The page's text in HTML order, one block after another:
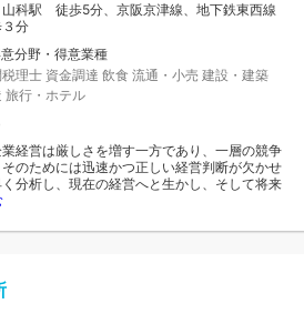
山科駅 徒歩5分、京阪京津線、地下鉄東西線
分
分野・得意業種
税理士 資金調達 飲食 流通・小売 建設・建築
旅行・ホテル
経営は厳しさを増す一方であり、一層の競争
のためには迅速かつ正しい経営判断が欠かせ
分析し、現在の経営へと生かし、そして将来